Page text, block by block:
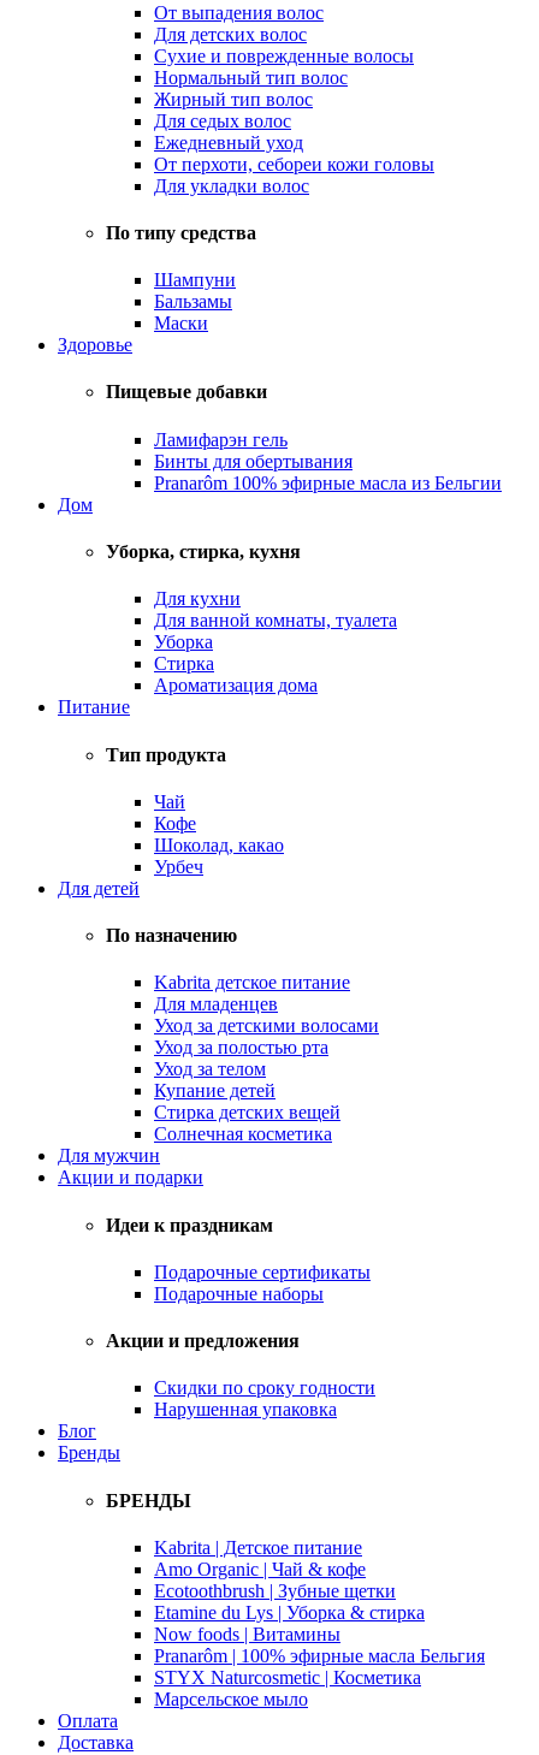
От выпадения волос
Для детских волос
Сухие и поврежденные волосы
Нормальный тип волос
Жирный тип волос
Для седых волос
Ежедневный уход
От перхоти, себореи кожи головы
Для укладки волос
По типу средства
Шампуни
Бальзамы
Маски
Здоровье
Пищевые добавки
Ламифарэн гель
Бинты для обертывания
Pranarôm 100% эфирные масла из Бельгии
Дом
Уборка, стирка, кухня
Для кухни
Для ванной комнаты, туалета
Уборка
Стирка
Ароматизация дома
Питание
Тип продукта
Чай
Кофе
Шоколад, какао
Урбеч
Для детей
По назначению
Kabrita детское питание
Для младенцев
Уход за детскими волосами
Уход за полостью рта
Уход за телом
Купание детей
Стирка детских вещей
Солнечная косметика
Для мужчин
Акции и подарки
Идеи к праздникам
Подарочные сертификаты
Подарочные наборы
Акции и предложения
Скидки по сроку годности
Нарушенная упаковка
Блог
Бренды
БРЕНДЫ
Kabrita | Детское питание
Amo Organic | Чай & кофе
Ecotoothbrush | Зубные щетки
Etamine du Lys | Уборка & стирка
Now foods | Витамины
Pranarôm | 100% эфирные масла Бельгия
STYX Naturcosmetic | Косметика
Марсельское мыло
Оплата
Доставка